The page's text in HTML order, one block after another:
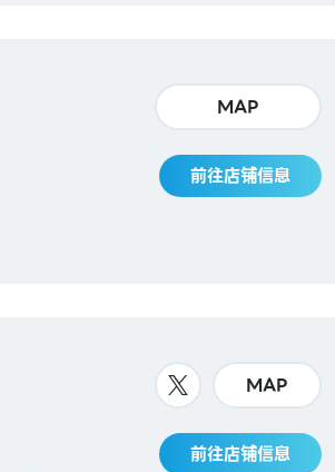
MAP
前往店铺信息
MAP
前往店铺信息